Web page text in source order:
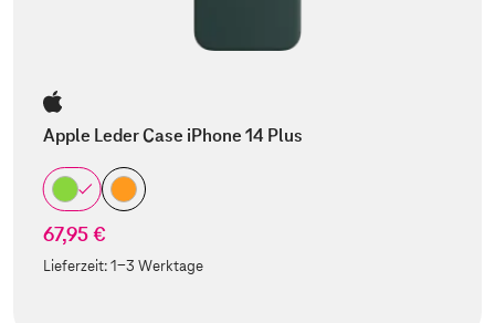
Apple Leder Case iPhone 14 Plus
67,95 €
Lieferzeit:1-3 Werktage